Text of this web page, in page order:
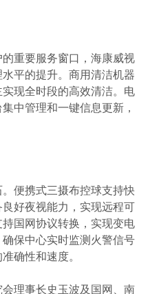
重要服务窗口，海康威视
平的提升。商用清洁机器
现全时段的高效清洁。电
中管理和一键信息更新，
便携式三摄布控球支持快
好夜视能力，实现远程可
国网协议转换，实现变电
保中心实时监测火警信号
确性和速度。
理事长史玉波及国网、南